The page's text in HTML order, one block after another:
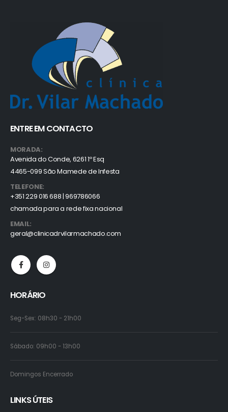
ENTRE EM CONTACTO
MORADA:
Avenida do Conde, 6261 1º Esq
4465-099 São Mamede de Infesta
TELEFONE:
+351 229 016 688 | 969786066
chamada para a rede fixa nacional
EMAIL:
geral@clinicadrvilarmachado.com
HORÁRIO
Seg-Sex: 08h30 - 21h00
Sábado: 09h00 - 13h00
Domingos Encerrado
LINKS ÚTEIS